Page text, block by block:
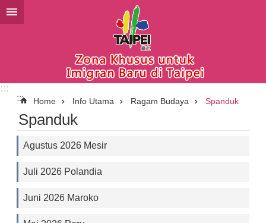
Lompat ke blok konten utama
:::
:::
Home Info Utama Ragam Budaya Spanduk
Spanduk
Agustus 2026 Mesir
Juli 2026 Polandia
Juni 2026 Maroko